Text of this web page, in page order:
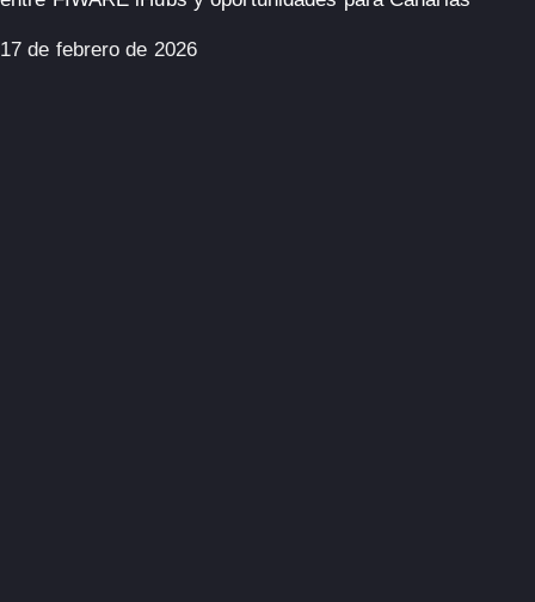
17 de febrero de 2026